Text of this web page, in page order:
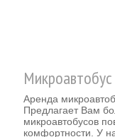
Микроавтобус
Аренда
Предлагает Вам
микроавтобусов
комфортности. У